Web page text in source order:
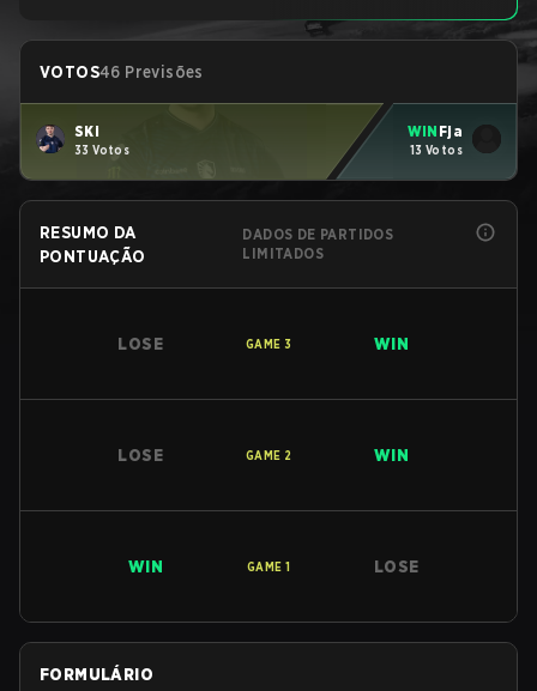
VOTOS46 Previsões
SKi
33 Votos
WIN Fja
13 Votos
RESUMO DA
PONTUAÇÃO
DADOS DE PARTIDOS
LIMITADOS
LOSE GAME 3 WIN
LOSE GAME 2 WIN
WIN GAME 1 LOSE
FORMULÁRIO